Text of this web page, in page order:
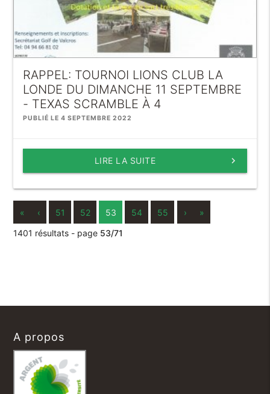
RAPPEL: TOURNOI LIONS CLUB LA
LONDE DU DIMANCHE 11 SEPTEMBRE
- TEXAS SCRAMBLE À 4
PUBLIÉ LE 4 SEPTEMBRE 2022
keyboard_arrow_right
LIRE LA SUITE
« ‹ 51 52 53 54 55 › »
1401 résultats - page 53/71
A propos